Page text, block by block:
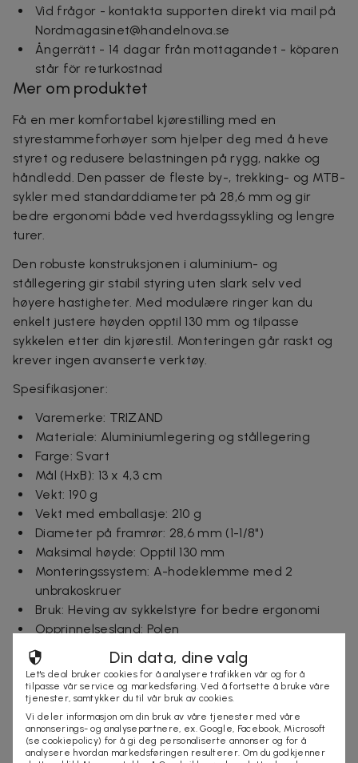
Vid frågor - kontakta supporten direkt via mail på
Nordmagasinet@handelnova.se
Ångerrätt - 14 dagar från mottagandet - köparen
står för returkostnad
Mer om produktet
Få en mer komfortabel kjørestilling med en
styrestammeforhøyer som hjelper deg med å heve
styret og redusere belastningen på rygg, nakke og
håndledd. Den passer de fleste by-, trekking- og MTB-
sykler med standarddiameter på 28,6 mm og gir
bedre ergonomi både ved hverdagssykling og lengre
turer.
Den robuste konstruksjonen i aluminium- og
stållegering gir stabil styring uten slark selv ved
høyere hastigheter. Med modulære ringer kan du
enkelt justere høyden opptil 130 mm og tilpasse
sykkelen etter din kjørestil. Monteringen går raskt og
krever ingen avanserte verktøy.
Spesifikasjoner:
Varemerke: TRIZAND
Materiale: Aluminiumlegering og stållegering
Farge: Svart
Mål (HxB): 13 x 4,3 cm
Vekt: 190 g
Vekt med emballasje: 210 g
Diameter på framrør: 28,6 mm (1-1/8")
Maksimal høyde: Opptil 130 mm
Monteringssystem: A-hodeklemme med 2
unbrakoskruer
Bruk: Heving av sykkelstyre for bedre ergonomi
Opprinnelsesland: Polen
Garanti: Standardgaranti for fabrikasjonsfeil
Inkludert i pakken:
1 stk styrestammeforhøyer 28,6 mm
4 stk høyderinger
Din data, dine valg
Let's deal bruker cookies for å analysere trafikken vår og for å
tilpasse vår service og markedsføring. Ved å fortsette å bruke våre
tjenester, samtykker du til vår bruk av cookies.
Vi deler informasjon om din bruk av våre tjenester med våre
annonserings- og analysepartnere, ex. Google, Facebook, Microsoft
(se cookiepolicy) for å gi deg personaliserte annonser og for å
analysere hvordan markedsføringen resulterer. Om du godkjenner